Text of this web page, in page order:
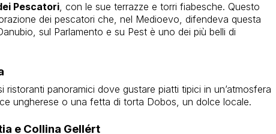
Pescatori, con le sue terrazze e torri fiabesche. Questo
dei pescatori che, nel Medioevo, difendeva questa
sul Parlamento e su Pest è uno dei più belli di
ristoranti panoramici dove gustare piatti tipici in un’atmosfera
ungherese o una fetta di torta Dobos, un dolce locale.
e Collina Gellért